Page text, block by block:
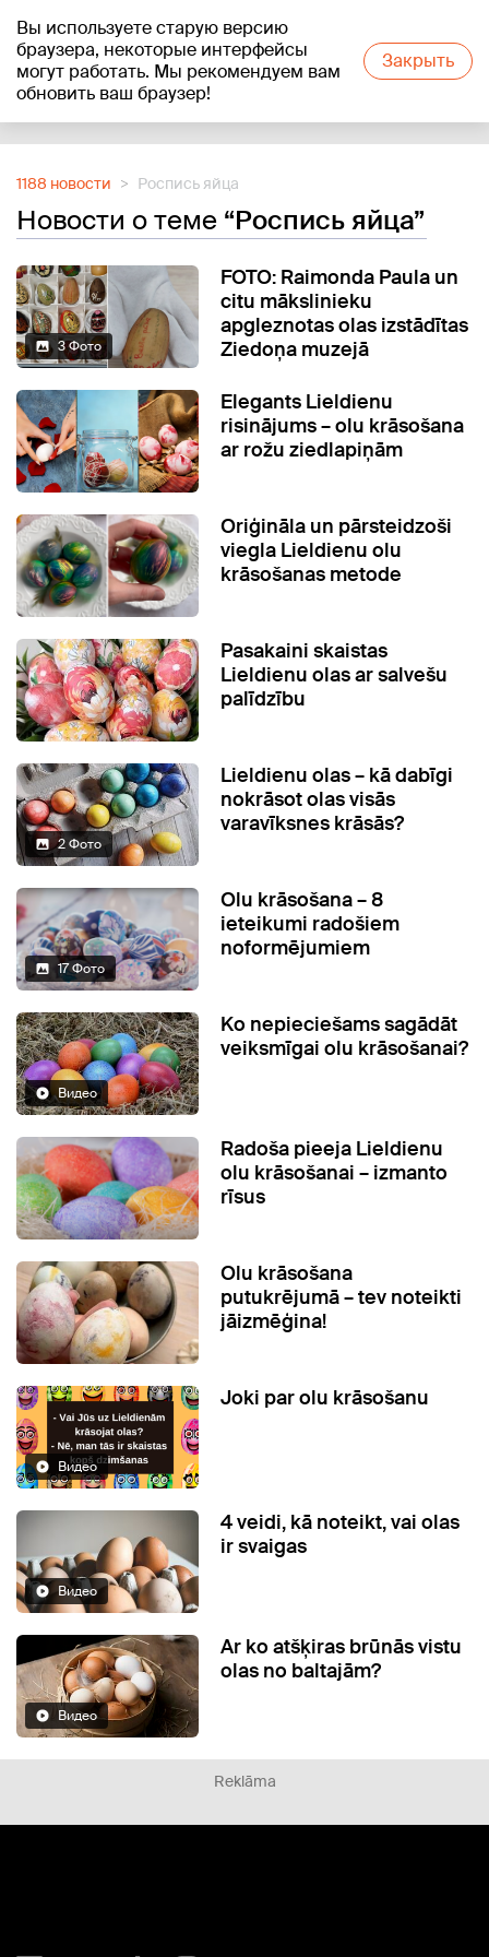
Вы используете старую версию
браузера, некоторые интерфейсы
могут работать. Мы рекомендуем вам
обновить ваш браузер!
Закрыть
+20°C
1188 новости Роспись яйца
Новости о теме “Роспись яйца”
3 Фото
FOTO: Raimonda Paula un
citu mākslinieku
apgleznotas olas izstādītas
Ziedoņa muzejā
Elegants Lieldienu
risinājums – olu krāsošana
ar rožu ziedlapiņām
Oriģināla un pārsteidzoši
viegla Lieldienu olu
krāsošanas metode
Pasakaini skaistas
Lieldienu olas ar salvešu
palīdzību
2 Фото
Lieldienu olas – kā dabīgi
nokrāsot olas visās
varavīksnes krāsās?
17 Фото
Olu krāsošana – 8
ieteikumi radošiem
noformējumiem
Видео
Ko nepieciešams sagādāt
veiksmīgai olu krāsošanai?
Radoša pieeja Lieldienu
olu krāsošanai – izmanto
rīsus
Olu krāsošana
putukrējumā – tev noteikti
jāizmēģina!
Видео
Joki par olu krāsošanu
Видео
4 veidi, kā noteikt, vai olas
ir svaigas
Видео
Ar ko atšķiras brūnās vistu
olas no baltajām?
Reklāma